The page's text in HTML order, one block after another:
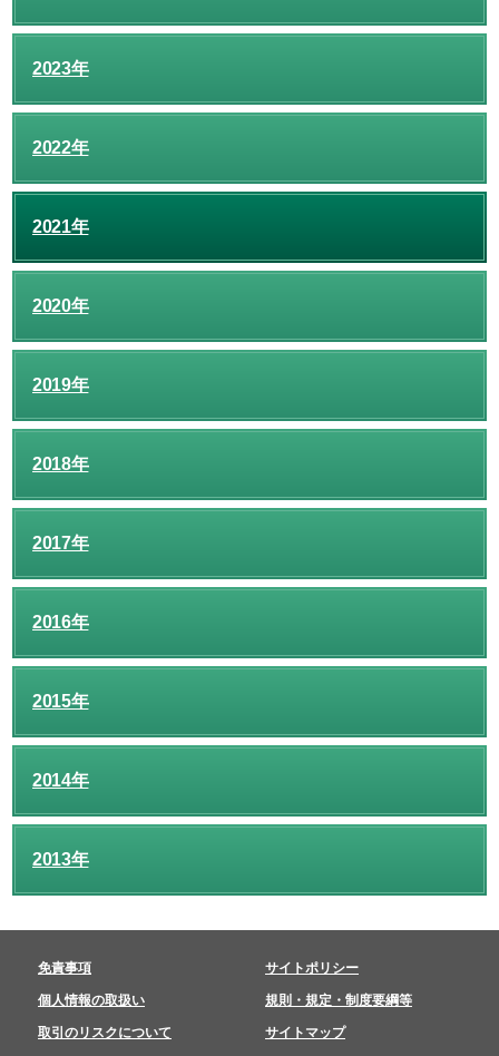
2023年
2022年
2021年
2020年
2019年
2018年
2017年
2016年
2015年
2014年
2013年
免責事項 サイトポリシー
個人情報の取扱い 規則・規定・制度要綱等
取引のリスクについて サイトマップ